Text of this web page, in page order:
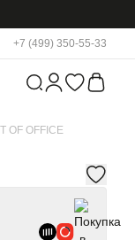
+7 (499) 350-55-33
OF OFFICE